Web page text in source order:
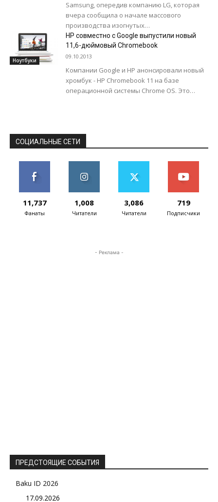
Samsung, опередив компанию LG, которая
вчера сообщила о начале массового
производства изогнутых
экранов, представила вниманию
потребителей первый коммерчески
доступный смартфон с изогнутым дисплеем
на пластиковой...
Ноутбуки
HP совместно с Google выпустили новый
11,6-дюймовый Chromebook
09.10.2013
Компании Google и HP анонсировали новый
хромбук - HP Chromebook 11 на базе
операционной системы Chrome OS. Это
СОЦИАЛЬНЫЕ СЕТИ
11,737
Фанаты
1,008
Читатели
3,086
Читатели
719
Подписчики
- Реклама -
ПРЕДСТОЯЩИЕ СОБЫТИЯ
Baku ID 2026
17.09.2026